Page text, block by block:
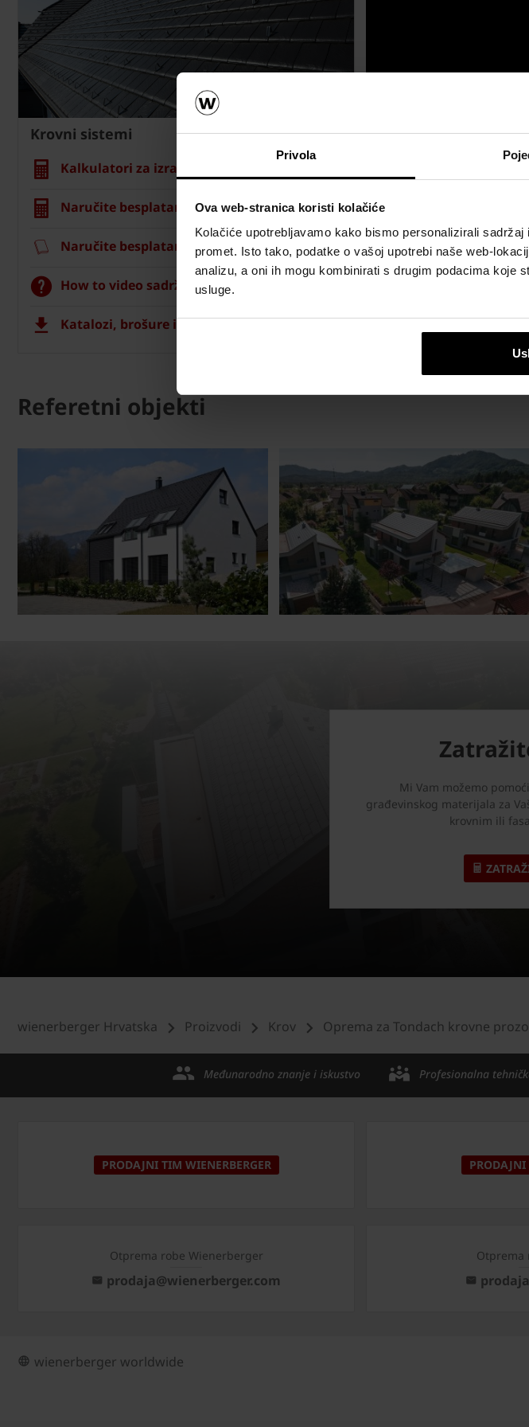
Privola
Ova web-stranica koristi kolačiće
Kolačiće upotrebljavamo kako bismo personalizirali
promet. Isto tako, podatke o vašoj upotrebi naše web-
analizu, a oni ih mogu kombinirati s drugim podacima koje
usluge.
Krovni sistemi
Kalkulatori za izračun krova
Naručite besplatan izračun materijala
Naručite besplatan uzorak crijepa
How to video sadržaj
Katalozi, brošure i tehnička dokumentacija
Referetni objekti
Mi Vam možemo
građevinskog materijala za
krovnim ili
wienerberger Hrvatska Proizvodi Krov Oprema za Tondach krovne
Međunarodno znanje i iskustvo Profesionalna
PRODAJNI TIM WIENERBERGER
Otprema robe Wienerberger
prodaja@wienerberger.com
Otprema
wienerberger worldwide